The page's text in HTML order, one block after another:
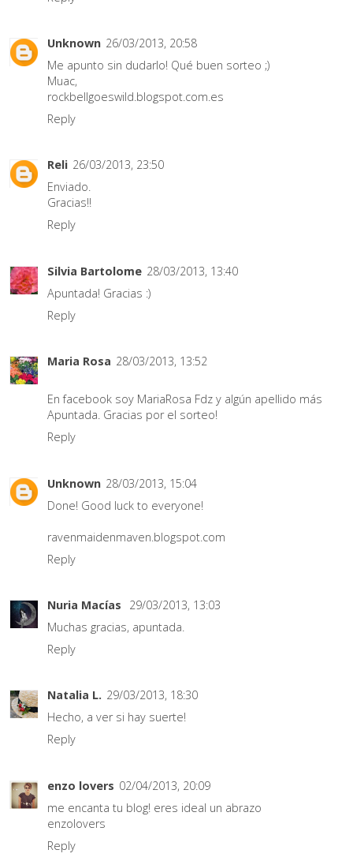
Unknown 26/03/2013, 20:58
Me apunto sin dudarlo! Qué buen sorteo ;)
Muac,
rockbellgoeswild.blogspot.com.es
Reply
Reli 26/03/2013, 23:50
Enviado.
Gracias!!
Reply
Silvia Bartolome 28/03/2013, 13:40
Apuntada! Gracias :)
Reply
Maria Rosa 28/03/2013, 13:52
En facebook soy MariaRosa Fdz y algún apellido más
Apuntada. Gracias por el sorteo!
Reply
Unknown 28/03/2013, 15:04
Done! Good luck to everyone!
ravenmaidenmaven.blogspot.com
Reply
Nuria Macías
29/03/2013, 13:03
Muchas gracias, apuntada.
Reply
Natalia L. 29/03/2013, 18:30
Hecho, a ver si hay suerte!
Reply
enzo lovers 02/04/2013, 20:09
me encanta tu blog! eres ideal un abrazo
enzolovers
Reply